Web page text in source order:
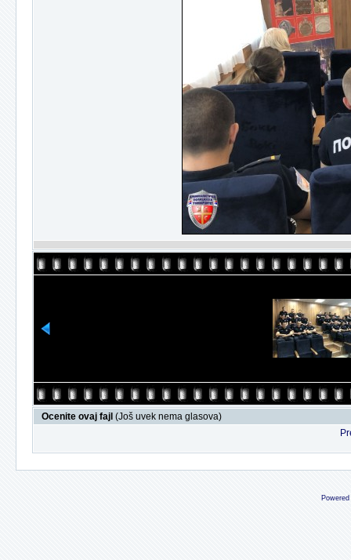
Ocenite ovaj fajl (Još uvek nema glasova)